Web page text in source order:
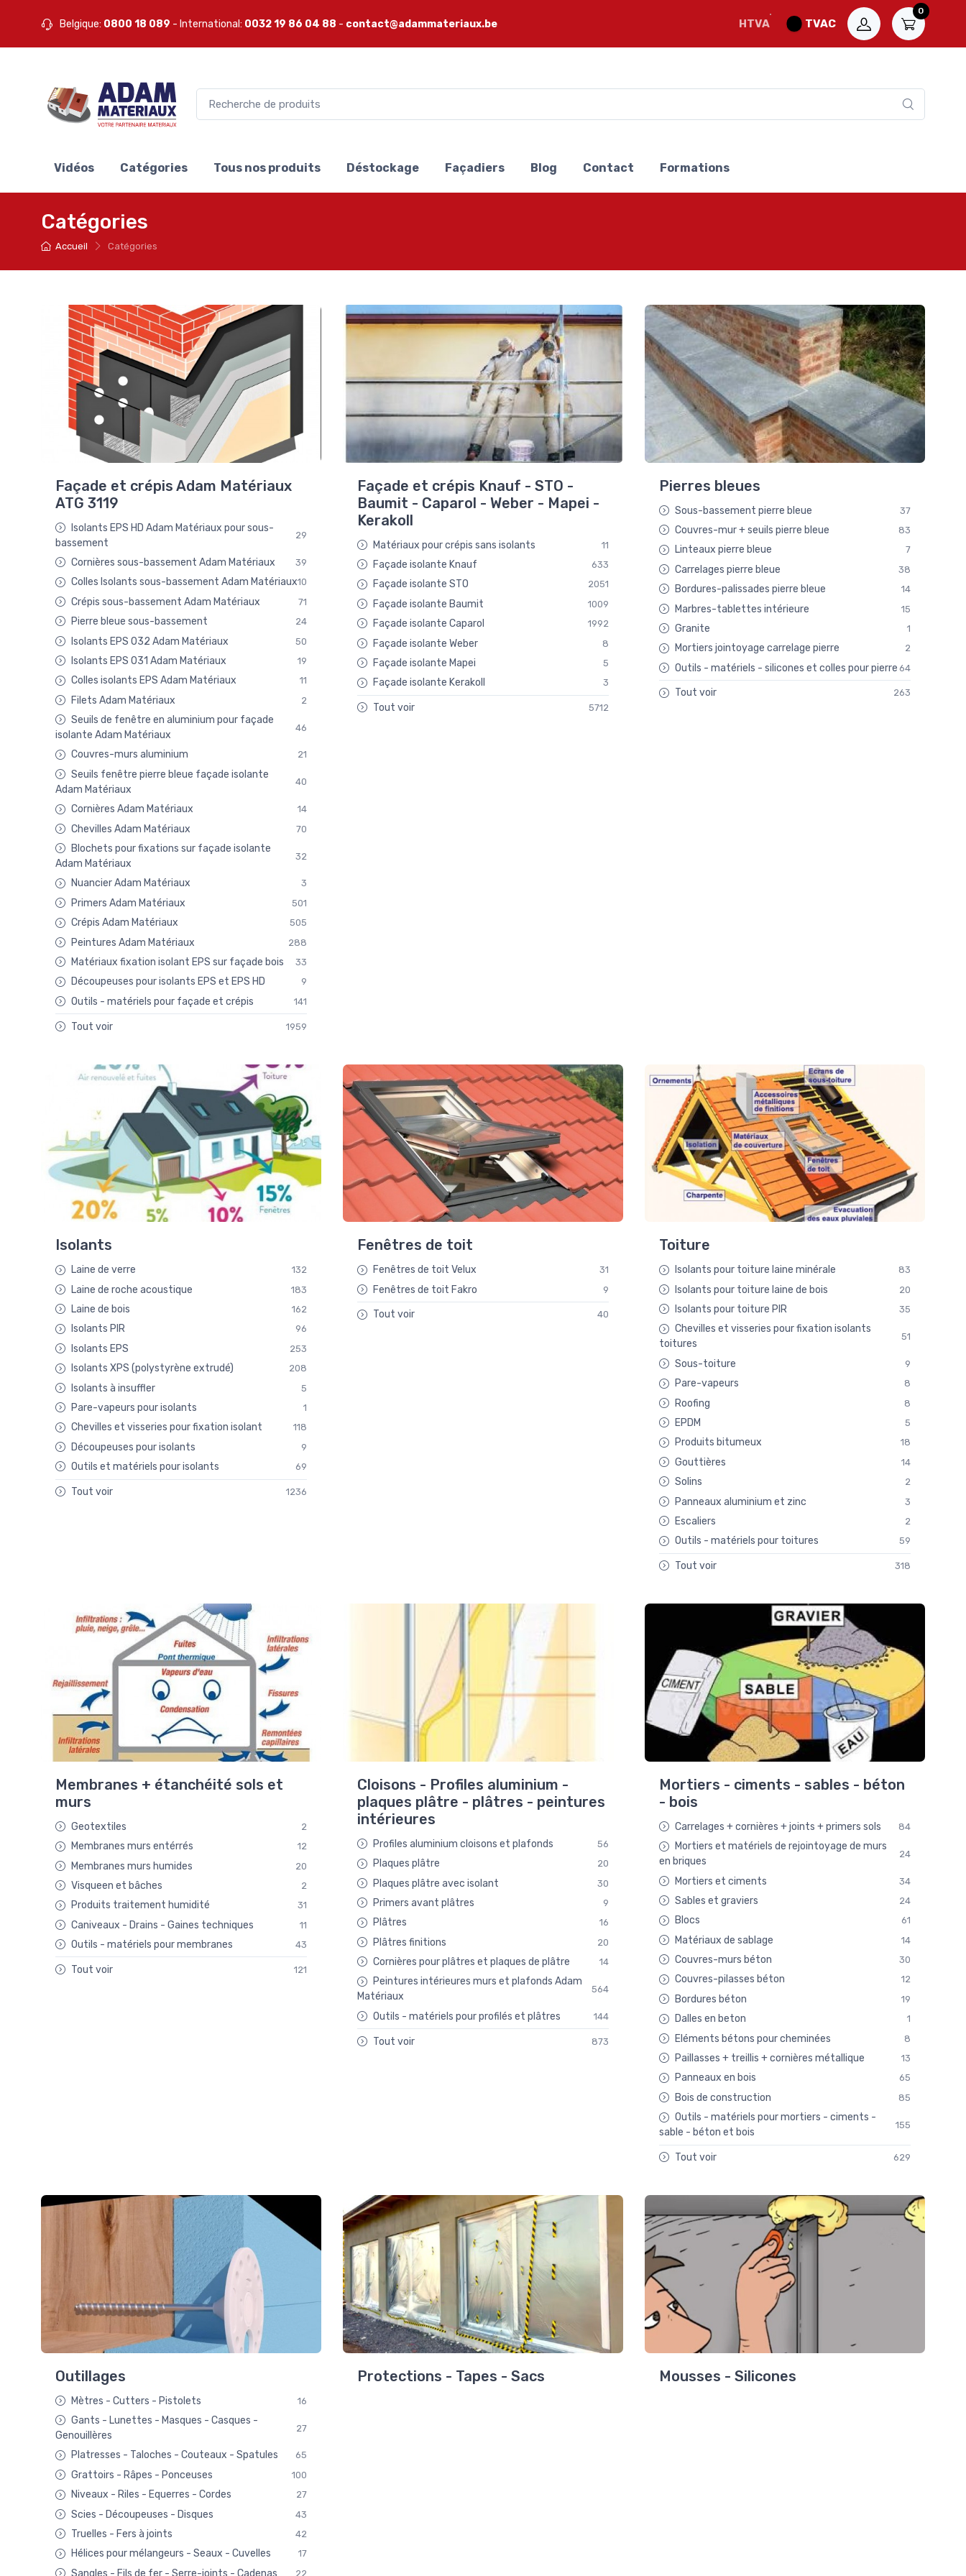
Belgique: 0800 18 089 - International: 0032 19 86 04 88 - contact@adammateriaux.be HTVA TVAC
0
Vidéos Catégories Tous nos produits Déstockage Façadiers Blog Contact Formations
Catégories
Accueil Catégories
Façade et crépis Adam Matériaux
ATG 3119
Isolants EPS HD Adam Matériaux pour sous-
bassement
29
Cornières sous-bassement Adam Matériaux 39
Colles Isolants sous-bassement Adam Matériaux10
Crépis sous-bassement Adam Matériaux 71
Pierre bleue sous-bassement 24
Isolants EPS 032 Adam Matériaux 50
Isolants EPS 031 Adam Matériaux 19
Colles isolants EPS Adam Matériaux 11
Filets Adam Matériaux 2
Seuils de fenêtre en aluminium pour façade
isolante Adam Matériaux
46
Couvres-murs aluminium 21
Seuils fenêtre pierre bleue façade isolante
Adam Matériaux
40
Cornières Adam Matériaux 14
Chevilles Adam Matériaux 70
Blochets pour fixations sur façade isolante
Adam Matériaux
32
Nuancier Adam Matériaux 3
Primers Adam Matériaux 501
Crépis Adam Matériaux 505
Peintures Adam Matériaux 288
Matériaux fixation isolant EPS sur façade bois 33
Découpeuses pour isolants EPS et EPS HD 9
Outils - matériels pour façade et crépis 141
Tout voir 1959
Façade et crépis Knauf - STO -
Baumit - Caparol - Weber - Mapei -
Kerakoll
Matériaux pour crépis sans isolants 11
Façade isolante Knauf 633
Façade isolante STO 2051
Façade isolante Baumit 1009
Façade isolante Caparol 1992
Façade isolante Weber 8
Façade isolante Mapei 5
Façade isolante Kerakoll 3
Tout voir 5712
Pierres bleues
Sous-bassement pierre bleue 37
Couvres-mur + seuils pierre bleue 83
Linteaux pierre bleue 7
Carrelages pierre bleue 38
Bordures-palissades pierre bleue 14
Marbres-tablettes intérieure 15
Granite 1
Mortiers jointoyage carrelage pierre 2
Outils - matériels - silicones et colles pour pierre 64
Tout voir 263
Isolants
Laine de verre 132
Laine de roche acoustique 183
Laine de bois 162
Isolants PIR 96
Isolants EPS 253
Isolants XPS (polystyrène extrudé) 208
Isolants à insuffler 5
Pare-vapeurs pour isolants 1
Chevilles et visseries pour fixation isolant 118
Découpeuses pour isolants 9
Outils et matériels pour isolants 69
Tout voir 1236
Fenêtres de toit
Fenêtres de toit Velux 31
Fenêtres de toit Fakro 9
Tout voir 40
Toiture
Isolants pour toiture laine minérale 83
Isolants pour toiture laine de bois 20
Isolants pour toiture PIR 35
Chevilles et visseries pour fixation isolants
toitures
51
Sous-toiture 9
Pare-vapeurs 8
Roofing 8
EPDM 5
Produits bitumeux 18
Gouttières 14
Solins 2
Panneaux aluminium et zinc 3
Escaliers 2
Outils - matériels pour toitures 59
Tout voir 318
Membranes + étanchéité sols et
murs
Geotextiles 2
Membranes murs entérrés 12
Membranes murs humides 20
Visqueen et bâches 2
Produits traitement humidité 31
Caniveaux - Drains - Gaines techniques 11
Outils - matériels pour membranes 43
Tout voir 121
Cloisons - Profiles aluminium -
plaques plâtre - plâtres - peintures
intérieures
Profiles aluminium cloisons et plafonds 56
Plaques plâtre 20
Plaques plâtre avec isolant 30
Primers avant plâtres 9
Plâtres 16
Plâtres finitions 20
Cornières pour plâtres et plaques de plâtre 14
Peintures intérieures murs et plafonds Adam
Matériaux
564
Outils - matériels pour profilés et plâtres 144
Tout voir 873
Mortiers - ciments - sables - béton
- bois
Carrelages + cornières + joints + primers sols 84
Mortiers et matériels de rejointoyage de murs
en briques
24
Mortiers et ciments 34
Sables et graviers 24
Blocs 61
Matériaux de sablage 14
Couvres-murs béton 30
Couvres-pilasses béton 12
Bordures béton 19
Dalles en beton 1
Eléments bétons pour cheminées 8
Paillasses + treillis + cornières métallique 13
Panneaux en bois 65
Bois de construction 85
Outils - matériels pour mortiers - ciments -
sable - béton et bois
155
Tout voir 629
Outillages
Mètres - Cutters - Pistolets 16
Gants - Lunettes - Masques - Casques -
Genouillères
27
Platresses - Taloches - Couteaux - Spatules 65
Grattoirs - Râpes - Ponceuses 100
Niveaux - Riles - Equerres - Cordes 27
Scies - Découpeuses - Disques 43
Truelles - Fers à joints 42
Hélices pour mélangeurs - Seaux - Cuvelles 17
Sangles - Fils de fer - Serre-joints - Cadenas 22
Protections - Tapes - Sacs Mousses - Silicones